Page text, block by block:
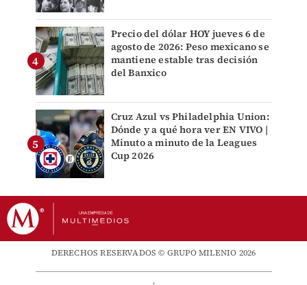
Precio del dólar HOY jueves 6 de
agosto de 2026: Peso mexicano se
mantiene estable tras decisión
del Banxico
Cruz Azul vs Philadelphia Union:
Dónde y a qué hora ver EN VIVO |
Minuto a minuto de la Leagues
Cup 2026
DERECHOS RESERVADOS © GRUPO MILENIO 2026